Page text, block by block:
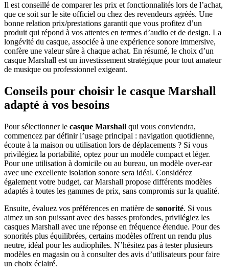
Il est conseillé de comparer les prix et fonctionnalités lors de l’achat,
que ce soit sur le site officiel ou chez des revendeurs agréés. Une
bonne relation prix/prestations garantit que vous profitez d’un
produit qui répond à vos attentes en termes d’audio et de design. La
longévité du casque, associée à une expérience sonore immersive,
confère une valeur sûre à chaque achat. En résumé, le choix d’un
casque Marshall est un investissement stratégique pour tout amateur
de musique ou professionnel exigeant.
Conseils pour choisir le casque Marshall
adapté à vos besoins
Pour sélectionner le casque Marshall qui vous conviendra,
commencez par définir l’usage principal : navigation quotidienne,
écoute à la maison ou utilisation lors de déplacements ? Si vous
privilégiez la portabilité, optez pour un modèle compact et léger.
Pour une utilisation à domicile ou au bureau, un modèle over-ear
avec une excellente isolation sonore sera idéal. Considérez
également votre budget, car Marshall propose différents modèles
adaptés à toutes les gammes de prix, sans compromis sur la qualité.
Ensuite, évaluez vos préférences en matière de sonorité. Si vous
aimez un son puissant avec des basses profondes, privilégiez les
casques Marshall avec une réponse en fréquence étendue. Pour des
sonorités plus équilibrées, certains modèles offrent un rendu plus
neutre, idéal pour les audiophiles. N’hésitez pas à tester plusieurs
modèles en magasin ou à consulter des avis d’utilisateurs pour faire
un choix éclairé.